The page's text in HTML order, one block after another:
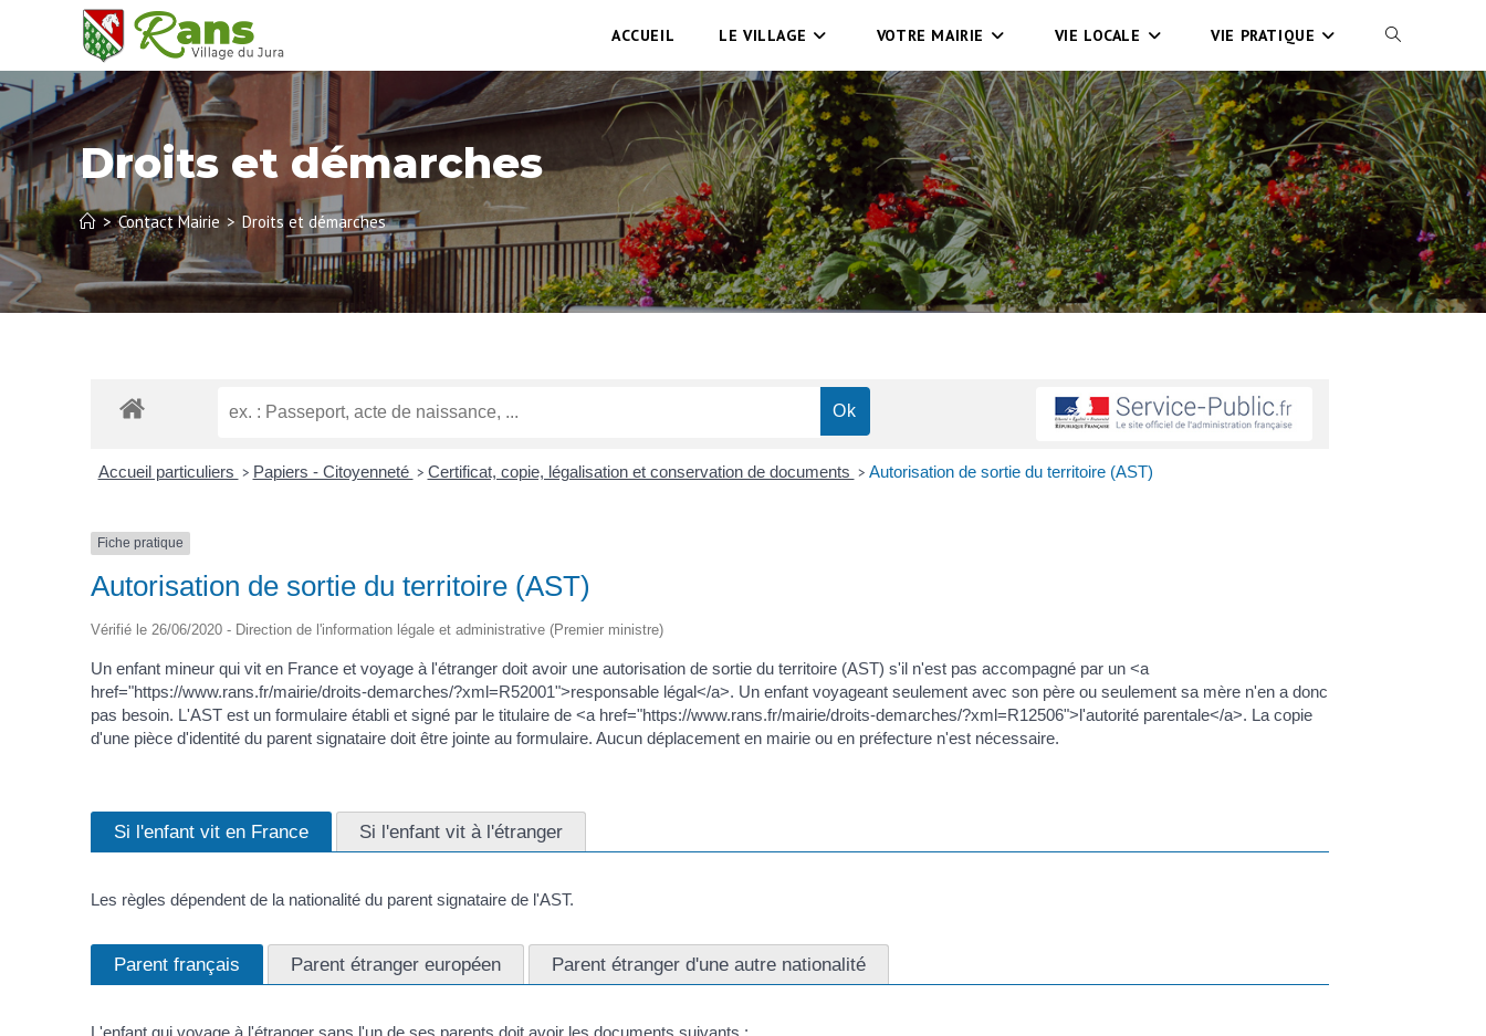
ACCUEIL LE VILLAGE VOTRE MAIRIE VIE LOCALE VIE PRATIQUE
Droits et démarches
> Contact Mairie > Droits et démarches
Accueil particuliers > Papiers - Citoyenneté > Certificat, copie, légalisation et conservation de documents > Autorisation de sortie du territoire (AST)
Fiche pratique
Autorisation de sortie du territoire (AST)
Vérifié le 26/06/2020 - Direction de l'information légale et administrative (Premier ministre)
Un enfant mineur qui vit en France et voyage à l'étranger doit avoir une autorisation de sortie du territoire (AST) s'il n'est pas accompagné par un <a
href="https://www.rans.fr/mairie/droits-demarches/?xml=R52001">responsable légal</a>. Un enfant voyageant seulement avec son père ou seulement sa mère n'en a donc
pas besoin. L'AST est un formulaire établi et signé par le titulaire de <a href="https://www.rans.fr/mairie/droits-demarches/?xml=R12506">l'autorité parentale</a>. La copie
d'une pièce d'identité du parent signataire doit être jointe au formulaire. Aucun déplacement en mairie ou en préfecture n'est nécessaire.
Si l'enfant vit en France Si l'enfant vit à l'étranger
Les règles dépendent de la nationalité du parent signataire de l'AST.
Parent français Parent étranger européen Parent étranger d'une autre nationalité
L'enfant qui voyage à l'étranger sans l'un de ses parents doit avoir les documents suivants :